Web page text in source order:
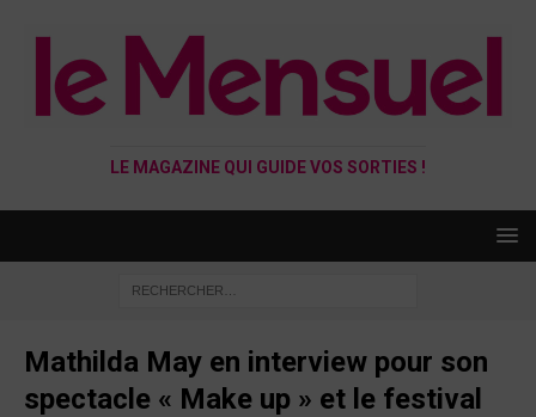
LE MAGAZINE QUI GUIDE VOS SORTIES !
Mathilda May en interview pour son
spectacle « Make up » et le festival